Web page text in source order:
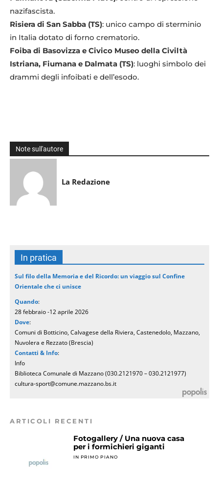
nazifascista.
Risiera di San Sabba (TS): unico campo di sterminio
in Italia dotato di forno crematorio.
Foiba di Basovizza e Civico Museo della Civiltà
Istriana, Fiumana e Dalmata (TS): luoghi simbolo dei
drammi degli infoibati e dell’esodo.
Note sull'autore
La Redazione
In pratica
Sul filo della Memoria e del Ricordo: un viaggio sul Confine
Orientale che ci unisce
Quando:
28 febbraio -12 aprile 2026
Dove:
Comuni di Botticino, Calvagese della Riviera, Castenedolo, Mazzano,
Nuvolera e Rezzato (Brescia)
Contatti & Info:
Info
Biblioteca Comunale di Mazzano (030.2121970 – 030.2121977)
cultura-sport@comune.mazzano.bs.it
ARTICOLI RECENTI
Fotogallery / Una nuova casa
per i formichieri giganti
IN PRIMO PIANO